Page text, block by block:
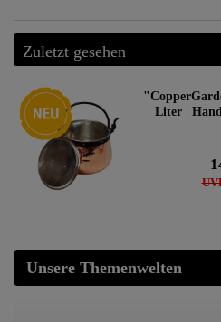
Zuletzt gesehen
Neuheit
Liter |
Unsere Themenwelten